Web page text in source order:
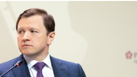
получить следующие
субсидий.
здания находился ресторан.
бульваре также был модный
работников, пройти в
по пропускам. Летом его
дома.